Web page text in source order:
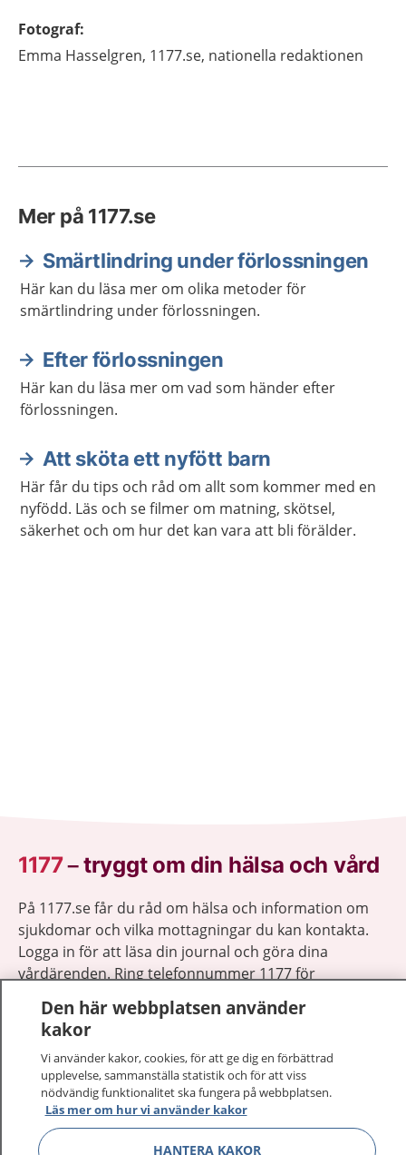
Fotograf:
Emma Hasselgren, 1177.se, nationella redaktionen
Mer på 1177.se
Smärtlindring under förlossningen
Här kan du läsa mer om olika metoder för
smärtlindring under förlossningen.
Efter förlossningen
Här kan du läsa mer om vad som händer efter
förlossningen.
Att sköta ett nyfött barn
Här får du tips och råd om allt som kommer med en
nyfödd. Läs och se filmer om matning, skötsel,
säkerhet och om hur det kan vara att bli förälder.
1177–tryggt om din hälsa och vård
På 1177.se får du råd om hälsa och information om
sjukdomar och vilka mottagningar du kan kontakta.
Logga in för att läsa din journal och göra dina
vårdärenden. Ring telefonnummer 1177 för
1177 ger dig råd när du vill må bättre.
1177 på flera språk Visa
Den här webbplatsen använder
kakor
Vi använder kakor, cookies, för att ge dig en förbättrad
upplevelse, sammanställa statistik och för att viss
nödvändig funktionalitet ska fungera på webbplatsen.
Läs mer om hur vi använder kakor
HANTERA KAKOR